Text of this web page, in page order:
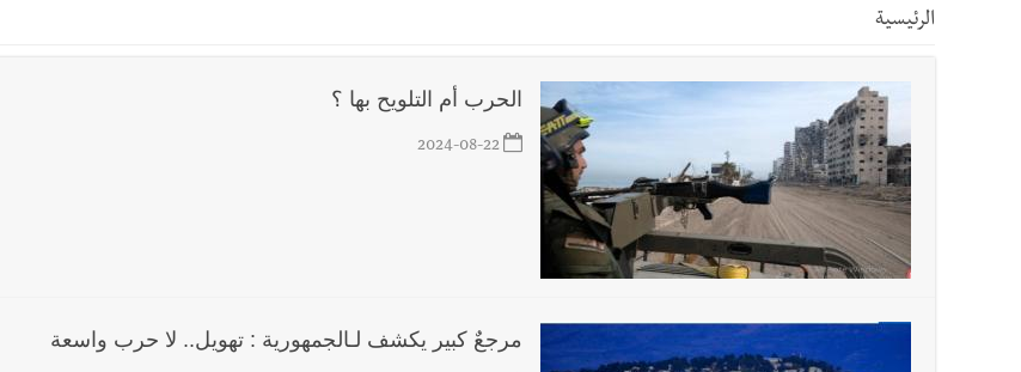
أخبار صيدا طنبوريت -قضاء صيدا تفتتح مهرجاناتها الصيفية بدعوة من بلديتها الخميس ٦-٨-٢٠٢٦ مع الفنان المميز أدهم شلهوب وبرنامج حافل وسهرات ممتعة...شاركونا الفرحة
أخبار صيدا نادي أشمون الرياضي - صيدا يُحلّق إلى التصفيات النهائية للدرجة الثالثة .. بثلاثية مستحقة
أخبار لبنان مواجهة مؤجّلة لنزاع طويل
أخبار لبنان اجتماعات روما : هذا ما أكدته مصادر مواكبة للمفاوضات ... أيّ نتائج حاسمة؟
الرئيسية
الحرب أم التلويح بها ؟
2024-08-22
مرجعٌ كبير يكشف لـالجمهورية : تهويل.. لا حرب واسعة